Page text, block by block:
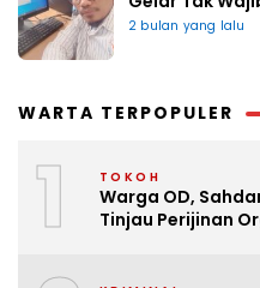
2 bulan yang lalu
WARTA TERPOPULER
1 TOKOH
Warga OD,
Tinjau Perijinan